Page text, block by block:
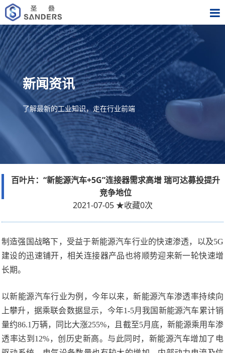
新闻资讯
了解最新的工业知识，走在行业前端
百叶片：“新能源汽车+5G”连接器需求高增 瑞可达募投提升
竞争地位
2021-07-05 ★收藏0次
制造强国战略下，受益于新能源汽车行业的快速渗透，以及5G
建设的迅速铺开，相关连接器产品也将顺势迎来新一轮快速增
长期。
以新能源汽车行业为例，今年以来，新能源汽车渗透率持续向
上攀升，据乘联会数据显示，今年1-5月我国新能源汽车累计销
量约86.1万辆，同比大涨255%，且截至5月底，新能源乘用车渗
透率达到12%，创历史新高。与此同时，新能源汽车增加了电